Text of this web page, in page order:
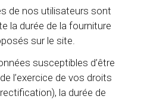
de nos utilisateurs sont
la durée de la fourniture
sur le site.
susceptibles d’être
l’exercice de vos droits
la durée de